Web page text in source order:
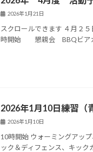
2026年1月21日
スクロールできます ４月２
時開始 懇親会 BBQビア
2026年1月10日練習（
2026年1月10日
10時開始 ウォーミングアッ
ック＆ディフェンス、キック